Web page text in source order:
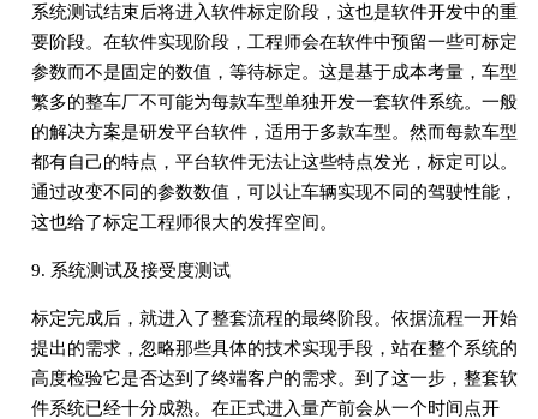
系统测试结束后将进入软件标定阶段，这也是软件开发中的重
要阶段。在软件实现阶段，工程师会在软件中预留一些可标定
参数而不是固定的数值，等待标定。这是基于成本考量，车型
繁多的整车厂不可能为每款车型单独开发一套软件系统。一般
的解决方案是研发平台软件，适用于多款车型。然而每款车型
都有自己的特点，平台软件无法让这些特点发光，标定可以。
通过改变不同的参数数值，可以让车辆实现不同的驾驶性能，
这也给了标定工程师很大的发挥空间。
9. 系统测试及接受度测试
标定完成后，就进入了整套流程的最终阶段。依据流程一开始
提出的需求，忽略那些具体的技术实现手段，站在整个系统的
高度检验它是否达到了终端客户的需求。到了这一步，整套软
件系统已经十分成熟。在正式进入量产前会从一个时间点开